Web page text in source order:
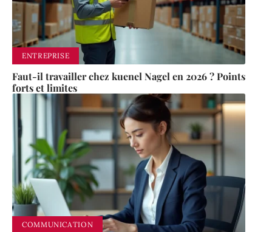
ENTREPRISE
Faut-il travailler chez kuenel Nagel en 2026 ? Points
forts et limites
COMMUNICATION